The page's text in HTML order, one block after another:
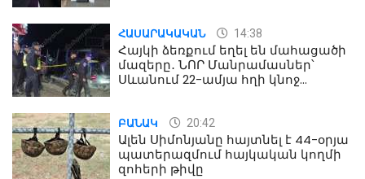
ՀԱՍԱՐԱԿԱԿԱՆ 14:38
Հայկի ձեռքում եղել են մահացածի
մազերը․ ՆՈՐ Մանրամասներ՝
Սևանում 22-ամյա հղի կնոջ
ԲԱՆԱԿ 20:42
Ալեն Սիմոնյանը հայտնել է 44-օրյա
պատերազմում հայկական կողմի
զոհերի թիվը